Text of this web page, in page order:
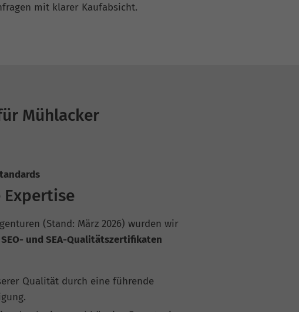
mit klarer Kaufabsicht.
Mühlacker
(Stand: März 2026) wurden wir
SEO- und SEA-Qualitätszertifikaten
Qualität durch eine führende